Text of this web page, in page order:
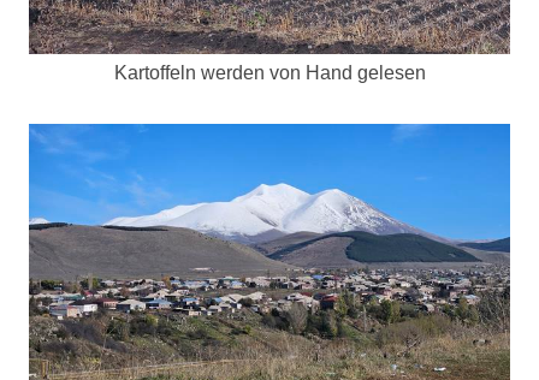
Kartoffeln werden von Hand gelesen